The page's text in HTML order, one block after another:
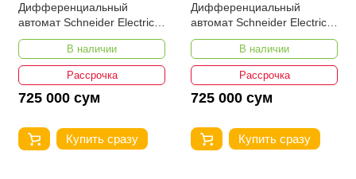
Дифференциальный
автомат Schneider Electric
A9R41440 iID 4P 40A 30мА
В наличии
Рассрочка
725 000 сум
Купить сразу
Дифференциальный
автомат Schneider Electric
A9R41425 Acti 9 УЗО iID 4P
25А 30мАВ наличии
Рассрочка
725 000 сум
Купить сразу